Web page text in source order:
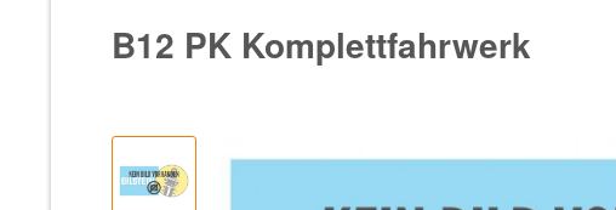
B12 PK Komplettfahrwerk